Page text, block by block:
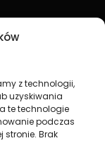
z technologii,
uzyskiwania
te technologie
podczas
stronie. Brak
profesjonalne
z najnowszymi